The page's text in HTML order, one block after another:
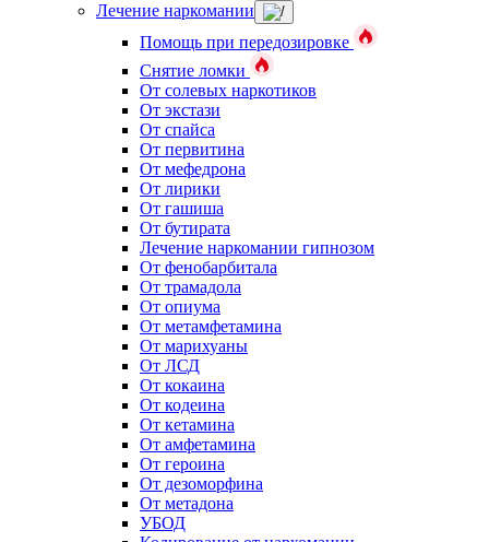
Лечение наркомании
Помощь при передозировке
Снятие ломки
От солевых наркотиков
От экстази
От спайса
От первитина
От мефедрона
От лирики
От гашиша
От бутирата
Лечение наркомании гипнозом
От фенобарбитала
От трамадола
От опиума
От метамфетамина
От марихуаны
От ЛСД
От кокаина
От кодеина
От кетамина
От амфетамина
От героина
От дезоморфина
От метадона
УБОД